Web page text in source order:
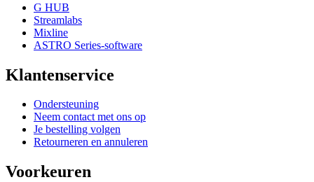
G HUB
Streamlabs
Mixline
ASTRO Series-software
Klantenservice
Ondersteuning
Neem contact met ons op
Je bestelling volgen
Retourneren en annuleren
Voorkeuren